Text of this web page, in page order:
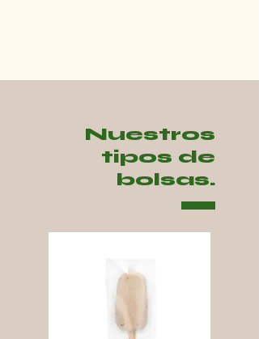
Nuestros
tipos de
bolsas.